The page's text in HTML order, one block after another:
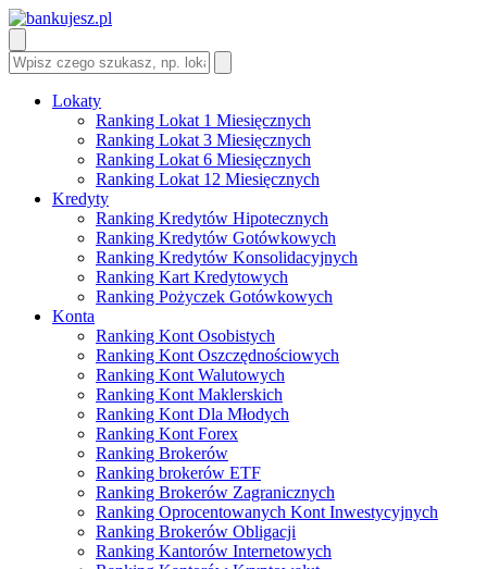
Lokaty
Ranking Lokat 1 Miesięcznych
Ranking Lokat 3 Miesięcznych
Ranking Lokat 6 Miesięcznych
Ranking Lokat 12 Miesięcznych
Kredyty
Ranking Kredytów Hipotecznych
Ranking Kredytów Gotówkowych
Ranking Kredytów Konsolidacyjnych
Ranking Kart Kredytowych
Ranking Pożyczek Gotówkowych
Konta
Ranking Kont Osobistych
Ranking Kont Oszczędnościowych
Ranking Kont Walutowych
Ranking Kont Maklerskich
Ranking Kont Dla Młodych
Ranking Kont Forex
Ranking Brokerów
Ranking brokerów ETF
Ranking Brokerów Zagranicznych
Ranking Oprocentowanych Kont Inwestycyjnych
Ranking Brokerów Obligacji
Ranking Kantorów Internetowych